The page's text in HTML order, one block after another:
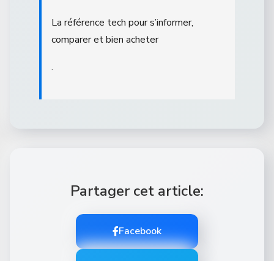
La référence tech pour s’informer,
comparer et bien acheter
.
Partager cet article:
Facebook